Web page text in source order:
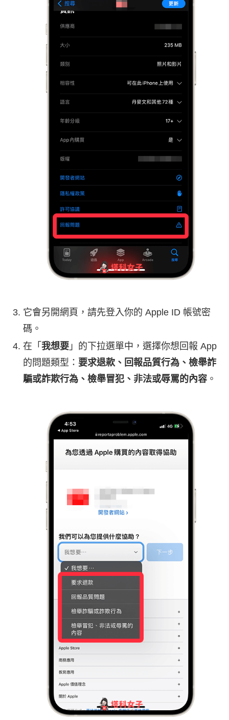
它會另開網頁，請先登入你的 Apple ID 帳號密
碼。
在「 我想要 」的下拉選單中，選擇你想回報 App
的問題類型： 要求退款、回報品質行為、檢舉詐
騙或詐欺行為、檢舉冒犯、非法或辱罵的內容 。